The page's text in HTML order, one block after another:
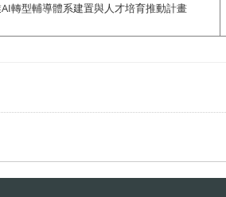
轉型輔導體系建置與人才培育推動計畫